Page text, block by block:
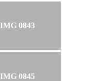
IMG 0843
IMG 0845